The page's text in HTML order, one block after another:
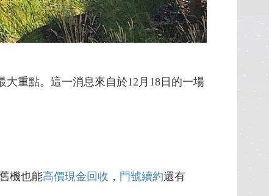
重點。這一消息來自於12月18日的一場
舊機也能高價現金回收 ， 門號續約還有